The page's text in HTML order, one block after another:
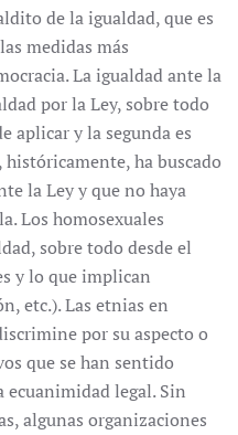
de la igualdad, que es
medidas más
La igualdad ante la
por la Ley, sobre todo
aplicar y la segunda es
ha buscado
la Ley y que no haya
Los homosexuales
sobre todo desde el
y lo que implican
etc.). Las etnias en
por su aspecto o
que se han sentido
ecuanimidad legal. Sin
algunas organizaciones